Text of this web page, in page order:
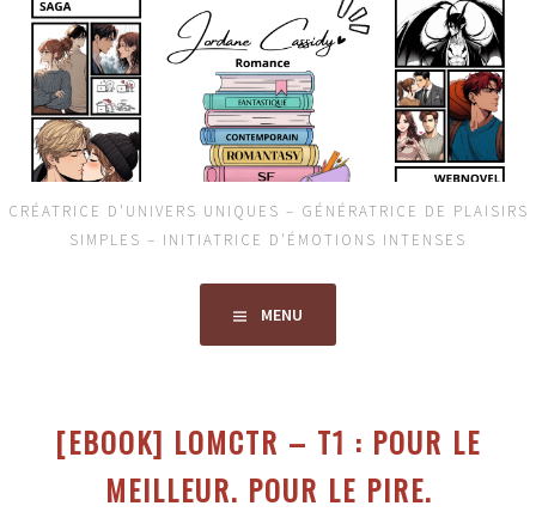
Aller
contenu
principal
CRÉATRICE D'UNIVERS UNIQUES – GÉNÉRATRICE DE PLAISIRS
SIMPLES – INITIATRICE D'ÉMOTIONS INTENSES
MENU
[EBOOK] LOMCTR – T1 : POUR LE
MEILLEUR. POUR LE PIRE.